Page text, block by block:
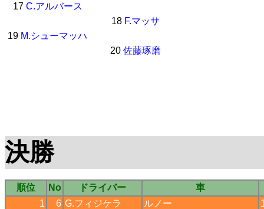
17 C.アルバース
18 F.マッサ
19 M.シューマッハ
20 佐藤琢磨
決勝
順位 No ドライバー
車
1
6 G.フィジケラ ルノー